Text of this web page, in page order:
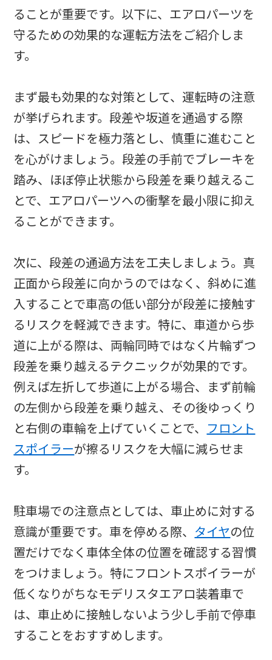
ることが重要です。以下に、エアロパーツを
守るための効果的な運転方法をご紹介しま
す。
まず最も効果的な対策として、運転時の注意
が挙げられます。段差や坂道を通過する際
は、スピードを極力落とし、慎重に進むこと
を心がけましょう。段差の手前でブレーキを
踏み、ほぼ停止状態から段差を乗り越えるこ
とで、エアロパーツへの衝撃を最小限に抑え
ることができます。
次に、段差の通過方法を工夫しましょう。真
正面から段差に向かうのではなく、斜めに進
入することで車高の低い部分が段差に接触す
るリスクを軽減できます。特に、車道から歩
道に上がる際は、両輪同時ではなく片輪ずつ
段差を乗り越えるテクニックが効果的です。
例えば左折して歩道に上がる場合、まず前輪
の左側から段差を乗り越え、その後ゆっくり
と右側の車輪を上げていくことで、 フロント
スポイラーが擦るリスクを大幅に減らせま
す。
駐車場での注意点としては、車止めに対する
意識が重要です。車を停める際、 タイヤの位
置だけでなく車体全体の位置を確認する習慣
をつけましょう。特にフロントスポイラーが
低くなりがちなモデリスタエアロ装着車で
は、車止めに接触しないよう少し手前で停車
することをおすすめします。